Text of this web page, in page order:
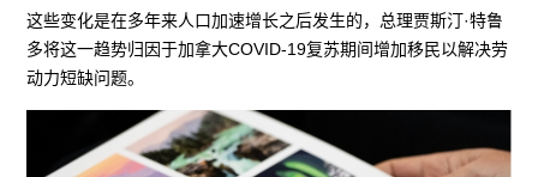
这些变化是在多年来人口加速增长之后发生的，总理贾斯汀·特鲁
多将这一趋势归因于加拿大COVID-19复苏期间增加移民以解决劳
动力短缺问题。